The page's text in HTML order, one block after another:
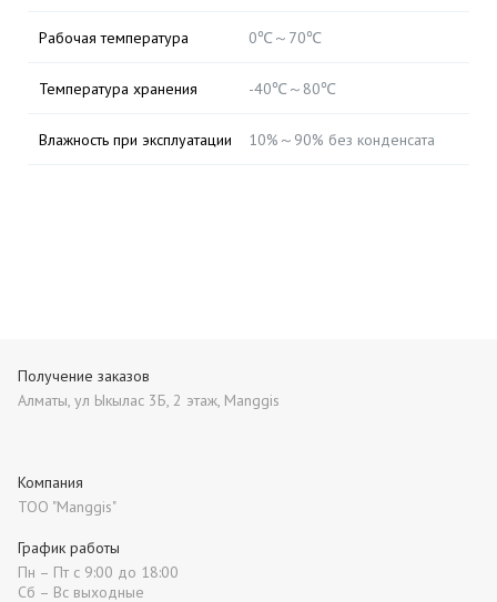
Рабочая температура 0℃～70℃
Температура хранения -40℃～80℃
Влажность при эксплуатации 10%～90% без конденсата
Получение заказов
Алматы, ул Ыкылас 3Б, 2 этаж, Manggis
Компания
ТОО "Manggis"
График работы
Пн – Пт с 9:00 до 18:00
Сб – Вс выходные